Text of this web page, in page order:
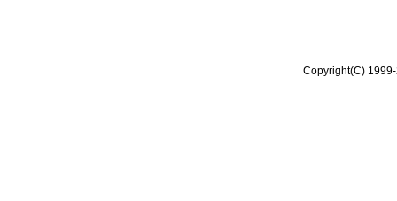
Copyright(C)